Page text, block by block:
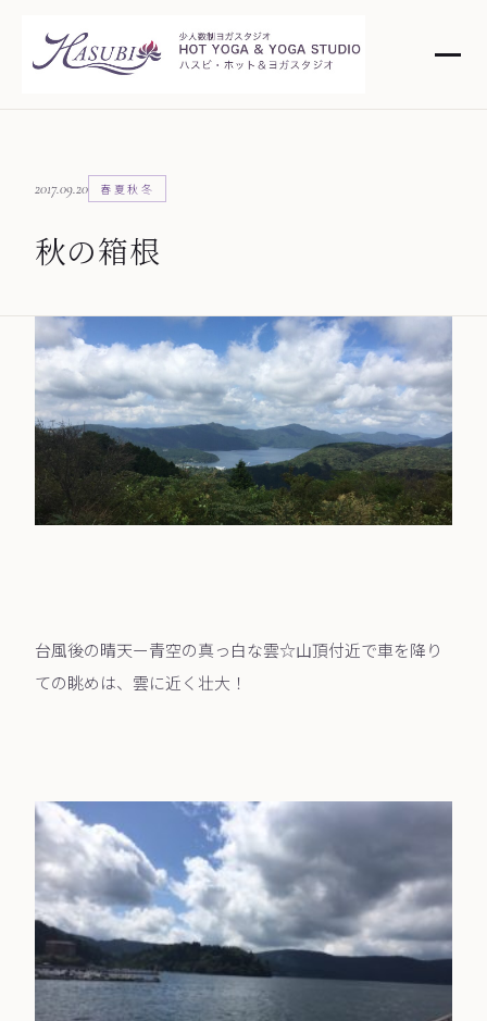
2017.09.20 春夏秋冬
秋の箱根
台風後の晴天ー青空の真っ白な雲☆山頂付近で車を降り
ての眺めは、雲に近く壮大！